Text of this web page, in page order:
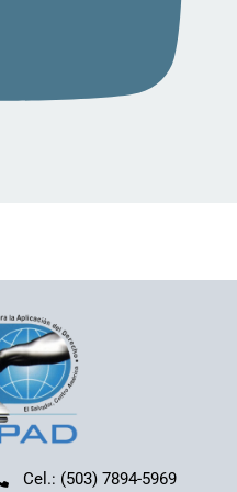
Cel.: (503) 7894-5969